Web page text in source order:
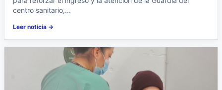
centro sanitario,...
Leer noticia →